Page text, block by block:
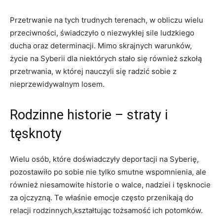
Przetrwanie na tych trudnych terenach, w obliczu wielu
przeciwności, świadczyło o niezwykłej sile ludzkiego
ducha oraz determinacji. Mimo skrajnych warunków,
życie na Syberii dla niektórych stało się również szkołą
przetrwania, w której nauczyli się radzić sobie z
nieprzewidywalnym losem.
Rodzinne historie – straty i
tęsknoty
Wielu osób, które doświadczyły deportacji na Syberię,
pozostawiło po sobie nie tylko smutne wspomnienia, ale
również niesamowite historie o walce, nadziei i tęsknocie
za ojczyzną. Te właśnie emocje często przenikają do
relacji rodzinnych,kształtując tożsamość ich potomków.